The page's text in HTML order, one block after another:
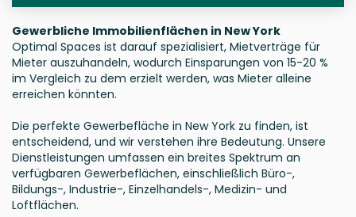
Gewerbliche Immobilienflächen in New York
Optimal Spaces ist darauf spezialisiert, Mietverträge für
Mieter auszuhandeln, wodurch Einsparungen von 15-20 %
im Vergleich zu dem erzielt werden, was Mieter alleine
erreichen könnten.
Die perfekte Gewerbefläche in New York zu finden, ist
entscheidend, und wir verstehen ihre Bedeutung. Unsere
Dienstleistungen umfassen ein breites Spektrum an
verfügbaren Gewerbeflächen, einschließlich Büro-,
Bildungs-, Industrie-, Einzelhandels-, Medizin- und
Loftflächen.